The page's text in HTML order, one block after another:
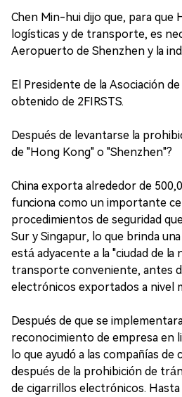
Chen Min-hui dijo que, para que
logísticas y de transporte, es
Aeropuerto de Shenzhen y la
El Presidente de la Asociación
obtenido de 2FIRSTS.
Después de levantarse la
de "Hong Kong" o "Shenzhen"?
China exporta alrededor de
funciona como un importante
procedimientos de seguridad
Sur y Singapur, lo que brinda
está adyacente a la "ciudad de
transporte conveniente, antes
electrónicos exportados a nivel
Después de que se
reconocimiento de empresa en
lo que ayudó a las compañías
después de la prohibición de
de cigarrillos electrónicos.